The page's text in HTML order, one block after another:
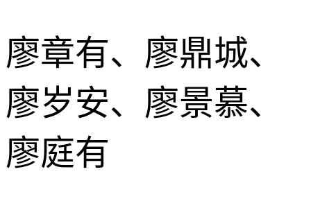
廖章有、廖鼎城、
廖岁安、廖景慕、
廖庭有